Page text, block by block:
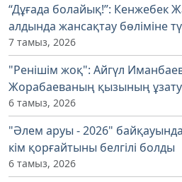
“Дұғада болайық!”: Кенжебек
алдында жансақтау бөліміне
7 тамыз, 2026
"Ренішім жоқ": Айгүл
Жорабаеваның қызының
6 тамыз, 2026
"Әлем аруы - 2026"
кім қорғайтыны белгілі болды
6 тамыз, 2026